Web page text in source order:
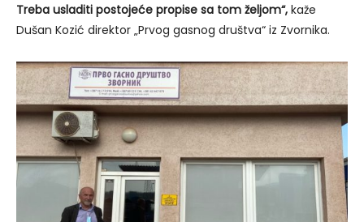
Treba usladiti postojeće propise sa tom željom“, kaže
Dušan Kozić direktor „Prvog gasnog društva“ iz Zvornika.